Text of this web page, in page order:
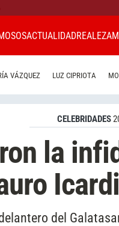
ACTUALIDADREALEZA
VÁZQUEZ LUZ CIPRIOTA
CELEBRIDADES
la
del